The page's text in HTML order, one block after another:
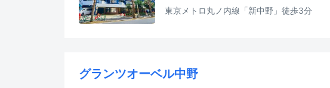
東京メトロ丸ノ内線「新中野」徒歩3分
グランツオーベル中野